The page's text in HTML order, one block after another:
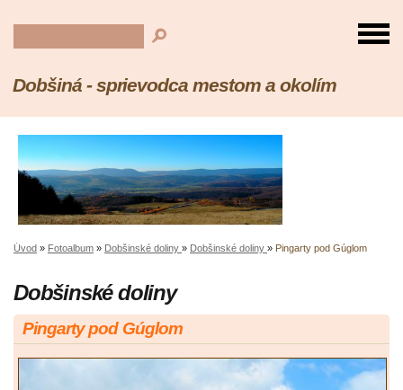
Dobšiná - sprievodca mestom a okolím
Úvod » Fotoalbum » Dobšinské doliny » Dobšinské doliny » Pingarty pod Gúglom
Dobšinské doliny
Pingarty pod Gúglom